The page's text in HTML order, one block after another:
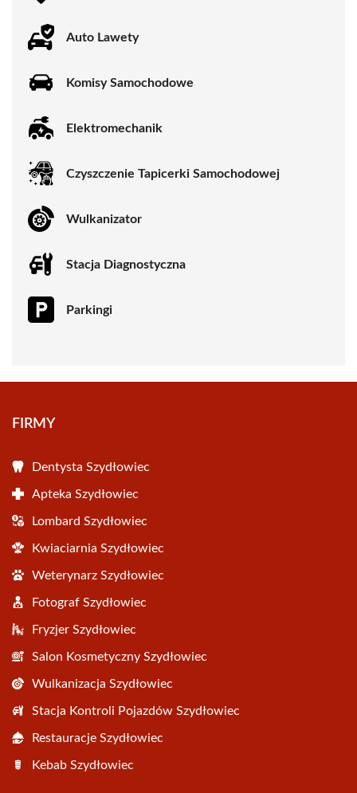
Auto Lawety
Komisy Samochodowe
Elektromechanik
Czyszczenie Tapicerki Samochodowej
Wulkanizator
Stacja Diagnostyczna
Parkingi
FIRMY
Dentysta Szydłowiec
Apteka Szydłowiec
Lombard Szydłowiec
Kwiaciarnia Szydłowiec
Weterynarz Szydłowiec
Fotograf Szydłowiec
Fryzjer Szydłowiec
Salon Kosmetyczny Szydłowiec
Wulkanizacja Szydłowiec
Stacja Kontroli Pojazdów Szydłowiec
Restauracje Szydłowiec
Kebab Szydłowiec